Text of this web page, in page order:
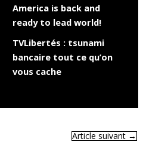
America is back and
ready to lead world!
TVLibertés : tsunami
bancaire tout ce qu’on
vous cache
Article suivant →